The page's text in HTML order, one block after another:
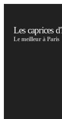
Les caprices
Le meilleur à Paris